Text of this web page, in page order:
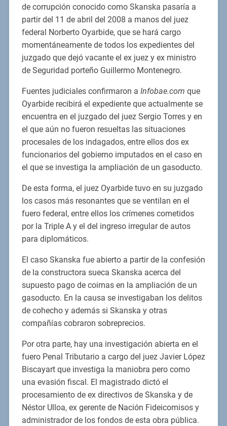
de corrupción conocido como Skanska pasaría a
partir del 11 de abril del 2008 a manos del juez
federal Norberto Oyarbide, que se hará cargo
momentáneamente de todos los expedientes del
juzgado que dejó vacante el ex juez y ex ministro
de Seguridad porteño Guillermo Montenegro.
Fuentes judiciales confirmaron a Infobae.com que
Oyarbide recibirá el expediente que actualmente se
encuentra en el juzgado del juez Sergio Torres y en
el que aún no fueron resueltas las situaciones
procesales de los indagados, entre ellos dos ex
funcionarios del gobierno imputados en el caso en
el que se investiga la ampliación de un gasoducto.
De esta forma, el juez Oyarbide tuvo en su juzgado
los casos más resonantes que se ventilan en el
fuero federal, entre ellos los crímenes cometidos
por la Triple A y el del ingreso irregular de autos
para diplomáticos.
El caso Skanska fue abierto a partir de la confesión
de la constructora sueca Skanska acerca del
supuesto pago de coimas en la ampliación de un
gasoducto. En la causa se investigaban los delitos
de cohecho y además si Skanska y otras
compañías cobraron sobreprecios.
Por otra parte, hay una investigación abierta en el
fuero Penal Tributario a cargo del juez Javier López
Biscayart que investiga la maniobra pero como
una evasión fiscal. El magistrado dictó el
procesamiento de ex directivos de Skanska y de
Néstor Ulloa, ex gerente de Nación Fideicomisos y
administrador de los fondos de esta obra pública.